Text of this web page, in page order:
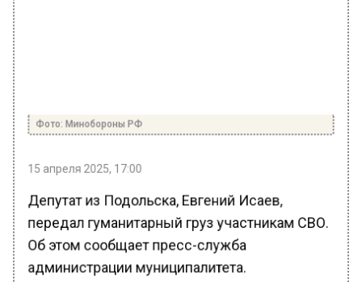
Фото: Минобороны РФ
15 апреля 2025, 17:00
Депутат из Подольска, Евгений Исаев,
передал гуманитарный груз участникам СВО.
Об этом сообщает пресс-служба
администрации муниципалитета.